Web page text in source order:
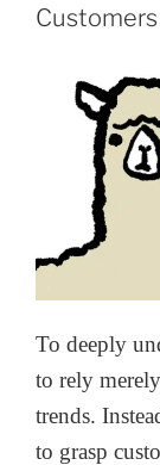
To deeply
to rely
trends.
to grasp